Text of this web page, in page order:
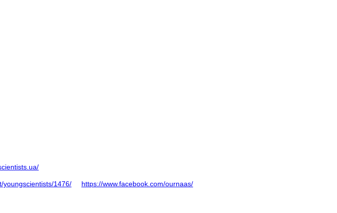
youngscientists/1476/ https://www.facebook.com/ournaas/